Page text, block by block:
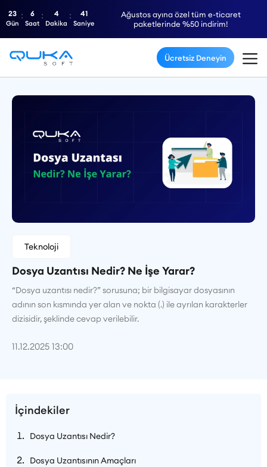
Ağustos ayına özel tüm e-ticaret
paketlerinde %50 indirim!
23
Gün
6
Saat
4
Dakika
40
Saniye
Ücretsiz Deneyin
Teknoloji
Dosya Uzantısı Nedir? Ne İşe Yarar?
“Dosya uzantısı nedir?” sorusuna; bir bilgisayar dosyasının
adının son kısmında yer alan ve nokta (.) ile ayrılan karakterler
dizisidir, şeklinde cevap verilebilir.
11.12.2025 13:00
İçindekiler
Dosya Uzantısı Nedir?
Dosya Uzantısının Amaçları